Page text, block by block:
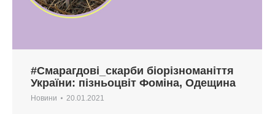
#Смарагдові_скарби біорізноманіття
України: пізньоцвіт Фоміна, Одещина
Новини 20.01.2021